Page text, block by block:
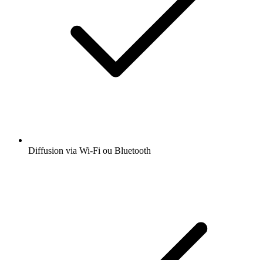
Diffusion via Wi-Fi ou Bluetooth